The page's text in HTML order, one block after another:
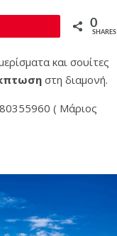
0
SHARES
και σουίτες
στη διαμονή.
( Μάριος